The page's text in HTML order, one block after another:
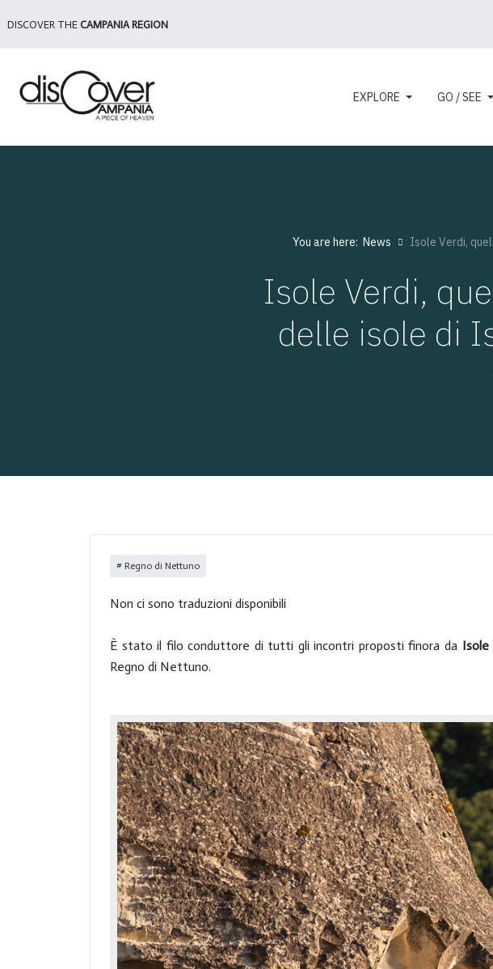
DISCOVER THE CAMPANIA REGION
EXPLORE GO / SEE
You are here: News Isole Verdi,
Isole Verdi,
delle isole di
Regno di Nettuno
Non ci sono traduzioni disponibili
È stato il filo conduttore di tutti gli incontri proposti finora da Isole
Regno di Nettuno.